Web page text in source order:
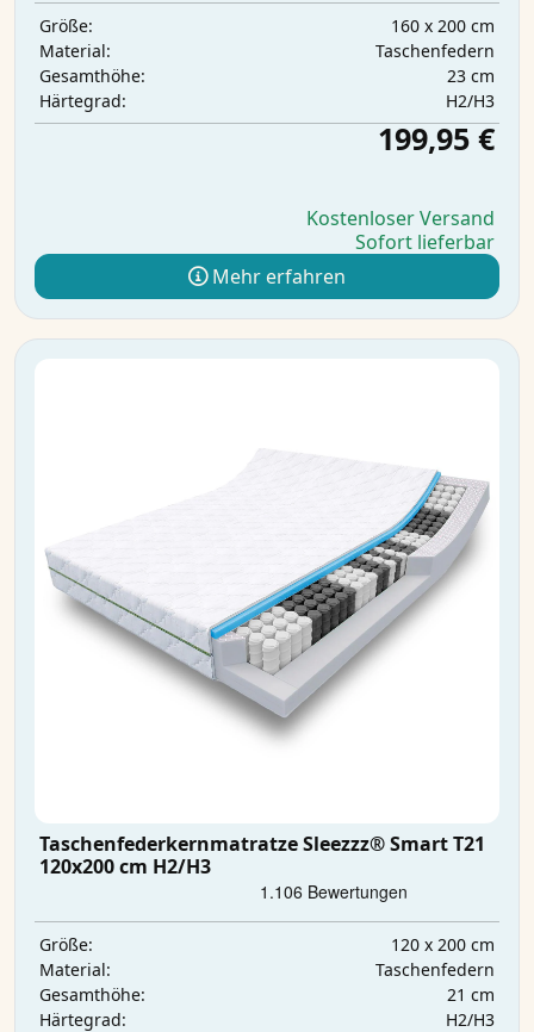
Größe:
160 x 200 cm
Material:
Taschenfedern
Gesamthöhe:
23 cm
Härtegrad:
H2/H3
199,95 €
Kostenloser Versand
Sofort lieferbar
Mehr erfahren
Taschenfederkernmatratze Sleezzz® Smart T21
120x200 cm H2/H3
Größe:
120 x 200 cm
Material:
Taschenfedern
Gesamthöhe:
21 cm
Härtegrad:
H2/H3